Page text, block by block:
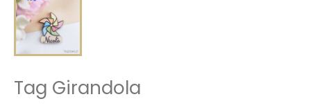
Tag Girandola